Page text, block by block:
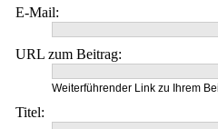
E-Mail:
URL zum Beitrag:
Weiterführender Link zu Ihrem
Titel: